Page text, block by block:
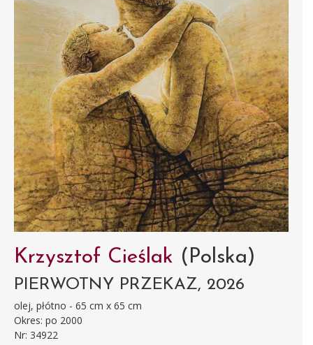
Krzysztof Cieślak (Polska)
PIERWOTNY PRZEKAZ, 2026
olej, płótno - 65 cm x 65 cm
Okres: po 2000
Nr: 34922